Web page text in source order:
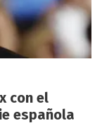
con el
española